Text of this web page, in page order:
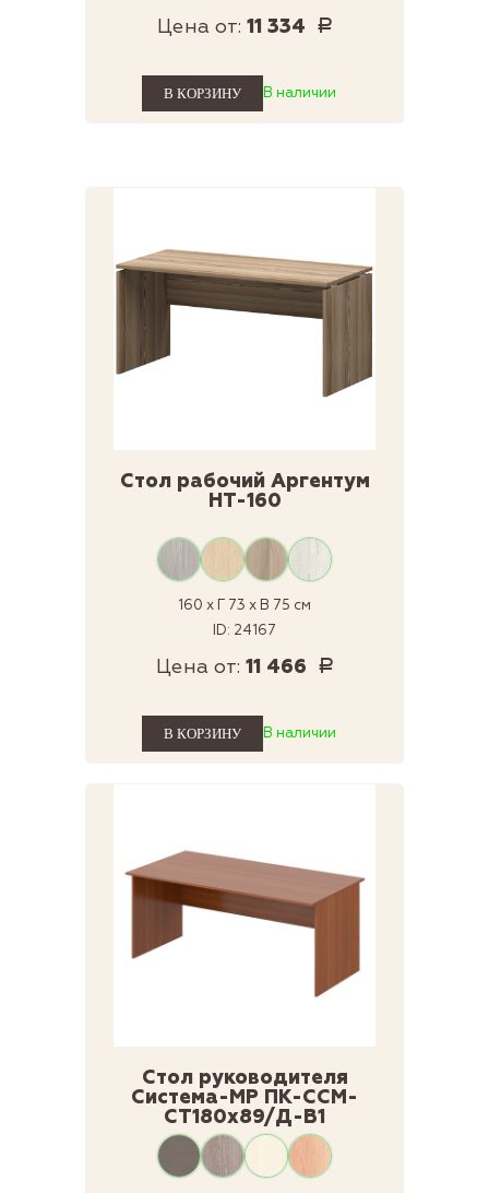
Цена от: 11 334 Р
В наличии
Стол рабочий Аргентум
НТ-160
160 x Г 73 x В 75 см
ID: 24167
Цена от: 11 466 Р
В наличии
Стол руководителя
Система-МР ПК-ССМ-
СТ180х89/Д-В1